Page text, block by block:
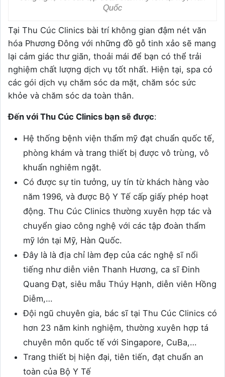
Quốc
Tại Thu Cúc Clinics bài trí không gian đậm nét văn
hóa Phương Đông với những đồ gỗ tinh xảo sẽ mang
lại cảm giác thư giãn, thoải mái để bạn có thể trải
nghiệm chất lượng dịch vụ tốt nhất. Hiện tại, spa có
các gói dịch vụ chăm sóc da mặt, chăm sóc sức
khỏe và chăm sóc da toàn thân.
Đến với Thu Cúc Clinics bạn sẽ được:
Hệ thống bệnh viện thẩm mỹ đạt chuẩn quốc tế,
phòng khám và trang thiết bị được vô trùng, vô
khuẩn nghiêm ngặt.
Có được sự tin tưởng, uy tín từ khách hàng vào
năm 1996, và được Bộ Y Tế cấp giấy phép hoạt
động. Thu Cúc Clinics thường xuyên hợp tác và
chuyển giao công nghệ với các tập đoàn thẩm
mỹ lớn tại Mỹ, Hàn Quốc.
Đây là là địa chỉ làm đẹp của các nghệ sĩ nổi
tiếng như diễn viên Thanh Hương, ca sĩ Đinh
Quang Đạt, siêu mẫu Thúy Hạnh, diễn viên Hồng
Diễm,…
Đội ngũ chuyên gia, bác sĩ tại Thu Cúc Clinics có
hơn 23 năm kinh nghiệm, thường xuyên hợp tá
chuyên môn quốc tế với Singapore, CuBa,…
Trang thiết bị hiện đại, tiên tiến, đạt chuẩn an
toàn của Bộ Y Tế